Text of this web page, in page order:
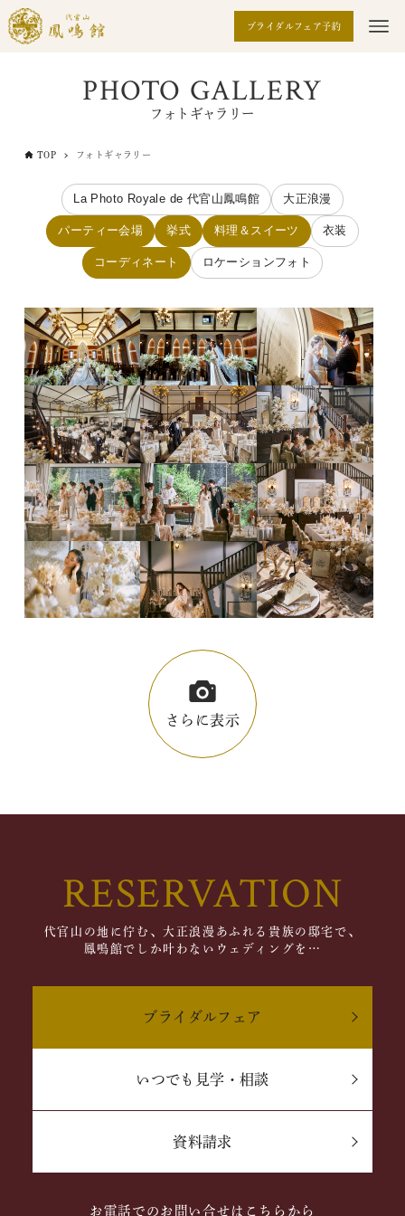
ブライダルフェア予約
PHOTO GALLERY
フォトギャラリー
TOP フォトギャラリー
La Photo Royale de 代官山鳳鳴館 大正浪漫
パーティー会場 挙式 料理＆スイーツ 衣装
コーディネート ロケーションフォト
さらに表示
RESERVATION
代官山の地に佇む、大正浪漫あふれる貴族の邸宅で、
鳳鳴館でしか叶わないウェディングを…
ブライダルフェア
いつでも見学・相談
資料請求
お電話でのお問い合せはこちらから